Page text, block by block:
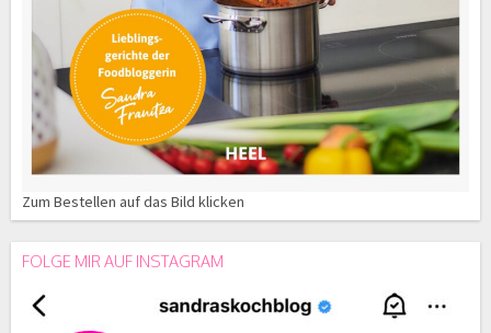
Zum Bestellen auf das Bild klicken
FOLGE MIR AUF INSTAGRAM